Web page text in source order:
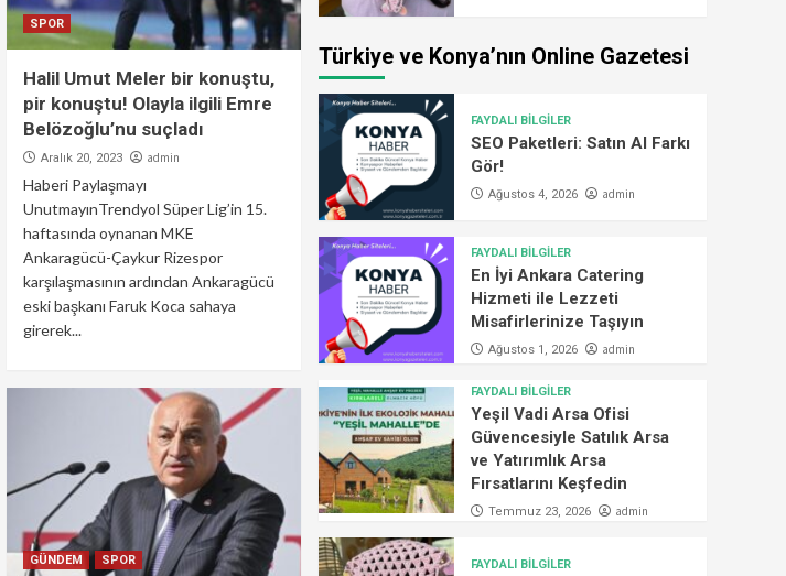
SPOR
Halil Umut Meler bir konuştu,
pir konuştu! Olayla ilgili Emre
Belözoğlu’nu suçladı
Aralık 20, 2023 admin
Haberi Paylaşmayı
UnutmayınTrendyol Süper Lig’in 15.
haftasında oynanan MKE
Ankaragücü-Çaykur Rizespor
karşılaşmasının ardından Ankaragücü
eski başkanı Faruk Koca sahaya
girerek...
GÜNDEM SPOR
Türkiye ve Konya’nın Online Gazetesi
FAYDALI BİLGİLER
SEO Paketleri: Satın Al Farkı
Gör!
Ağustos 4, 2026 admin
FAYDALI BİLGİLER
En İyi Ankara Catering
Hizmeti ile Lezzeti
Misafirlerinize Taşıyın
Ağustos 1, 2026 admin
FAYDALI BİLGİLER
Yeşil Vadi Arsa Ofisi
Güvencesiyle Satılık Arsa
ve Yatırımlık Arsa
Fırsatlarını Keşfedin
Temmuz 23, 2026 admin
FAYDALI BİLGİLER